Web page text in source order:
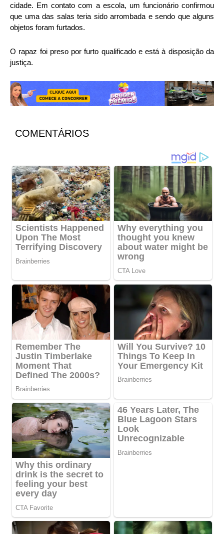
cidade. Em contato com a escola, um funcionário confirmou
que uma das salas teria sido arrombada e sendo que alguns
objetos foram furtados.
O rapaz foi preso por furto qualificado e está à disposição da
justiça.
COMENTÁRIOS